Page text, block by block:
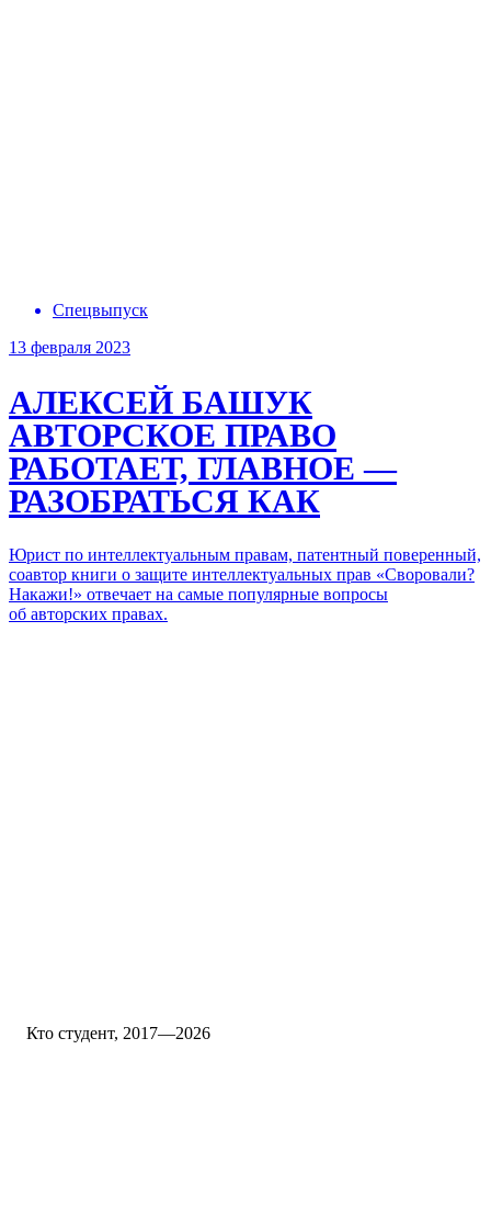
Спецвыпуск
13 февраля 2023
АЛЕКСЕЙ БАШУК
АВТОРСКОЕ ПРАВО
РАБОТАЕТ, ГЛАВНОЕ —
РАЗОБРАТЬСЯ КАК
Юрист по интеллектуальным правам, патентный поверенный,
соавтор книги о защите интеллектуальных прав «Своровали?
Накажи!» отвечает на самые популярные вопросы
об авторских правах.
Кто студент, 2017—2026